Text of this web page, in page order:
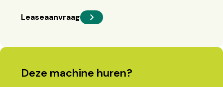
Leaseaanvraag
Deze machine huren?